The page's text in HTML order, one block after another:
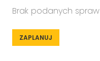
Brak podanych spraw
ZAPLANUJ